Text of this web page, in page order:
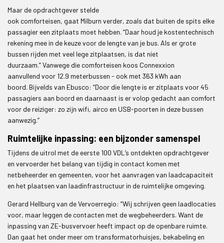
Maar de opdrachtgever stelde
ook comforteisen, gaat Milburn verder, zoals dat buiten de spits elke
passagier een zitplaats moet hebben. “Daar houd je kostentechnisch
rekening mee in de keuze voor de lengte van je bus. Als er grote
bussen rijden met veel lege zitplaatsen, is dat niet
duurzaam.” Vanwege die comforteisen koos Connexxion
aanvullend voor 12.9 meterbussen - ook met 363 kWh aan
boord. Bijvelds van Ebusco: “Door die lengte is er zitplaats voor 45
passagiers aan boord en daarnaast is er volop gedacht aan comfort
voor de reiziger: zo zijn wifi, airco en USB-poorten in deze bussen
aanwezig.”
Ruimtelijke inpassing: een bijzonder samenspel
Tijdens de uitrol met de eerste 100 VDL’s ontdekten opdrachtgever
en vervoerder het belang van tijdig in contact komen met
netbeheerder en gemeenten, voor het aanvragen van laadcapaciteit
en het plaatsen van laadinfrastructuur in de ruimtelijke omgeving.
Gerard Hellburg van de Vervoerregio: “Wij schrijven geen laadlocaties
voor, maar leggen de contacten met de wegbeheerders. Want de
inpassing van ZE-busvervoer heeft impact op de openbare ruimte.
Dan gaat het onder meer om transformatorhuisjes, bekabeling en